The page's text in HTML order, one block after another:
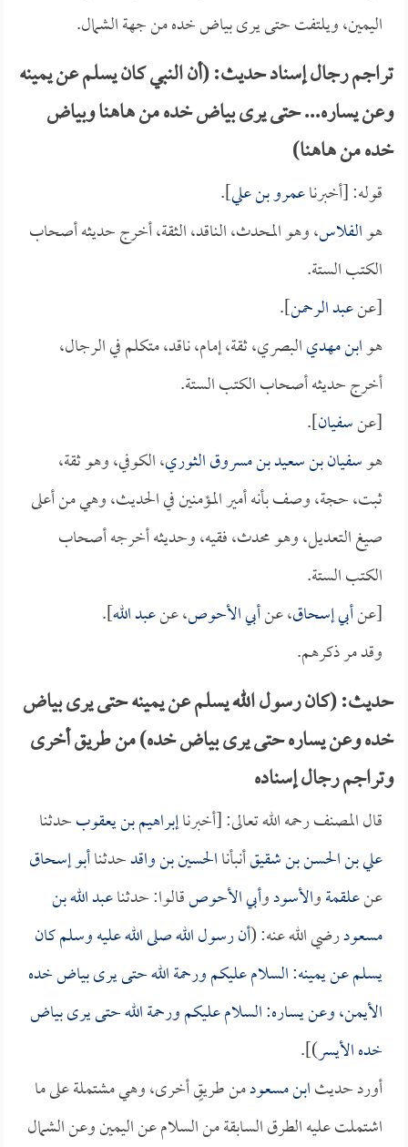
اليمين، ويلتفت حتى يرى بياض خده من جهة الشمال.
تراجم رجال إسناد حديث: (أن النبي كان يسلم عن يمينه
وعن يساره... حتى يرى بياض خده من هاهنا وبياض
خده من هاهنا)
قوله: [أخبرناعمرو بن علي].
هوالفلاس، وهو المحدث، الناقد، الثقة، أخرج حديثه أصحاب
الكتب الستة.
[عنعبد الرحمن].
هوابن مهديالبصري، ثقة، إمام، ناقد، متكلم في الرجال،
أخرج حديثه أصحاب الكتب الستة.
[عنسفيان].
هوسفيان بن سعيد بن مسروق الثوري، الكوفي، وهو ثقة،
ثبت، حجة، وصف بأنه أمير المؤمنين في الحديث، وهي من أعلى
صيغ التعديل، وهو محدث، فقيه، وحديثه أخرجه أصحاب
الكتب الستة.
[عنأبي إسحاق، عنأبي الأحوص، عنعبد الله].
وقد مر ذكرهم.
حديث: (كان رسول الله يسلم عن يمينه حتى يرى بياض
خده وعن يساره حتى يرى بياض خده) من طريق أخرى
وتراجم رجال إسناده
قال المصنف رحمه الله تعالى: [أخبرناإبراهيم بن يعقوبحدثنا
علي بن الحسن بن شقيقأنبأناالحسين بن واقدحدثناأبو إسحاق
عنعلقمةوالأسودوأبي الأحوصقالوا: حدثناعبد الله بن
مسعودرضي الله عنه: (أن رسول الله صلى الله عليه وسلم كان
يسلم عن يمينه: السلام عليكم ورحمة الله حتى يرى بياض خده
الأيمن، وعن يساره: السلام عليكم ورحمة الله حتى يرى بياض
خده الأيسر)].
أورد حديثابن مسعودمن طريقٍ أخرى، وهي مشتملة على ما
اشتملت عليه الطرق السابقة من السلام عن اليمين وعن الشمال